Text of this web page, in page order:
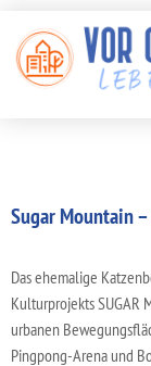
Sugar Mountain
Das ehemalige
Kulturprojekts SUGAR
urbanen
Pingpong-Arena und